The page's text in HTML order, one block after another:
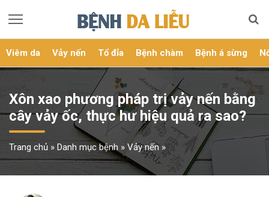
Viêm da Vảy nến Tổ đỉa Bệnh chàm Bệnh á sừng
Xôn xao phương pháp trị vảy nến bằng
cây vảy ốc, thực hư hiệu quả ra sao?
Trang chủ » Danh mục bệnh » Vảy nến»